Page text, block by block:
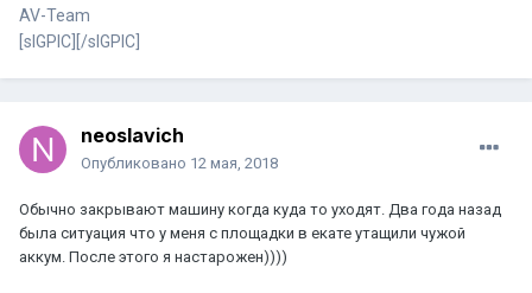
AV-Team
[sIGPIC][/sIGPIC]
neoslavich
Опубликовано 12 мая, 2018
Обычно закрывают машину когда куда то уходят. Два года назад
была ситуация что у меня с площадки в екате утащили чужой
аккум. После этого я настарожен))))